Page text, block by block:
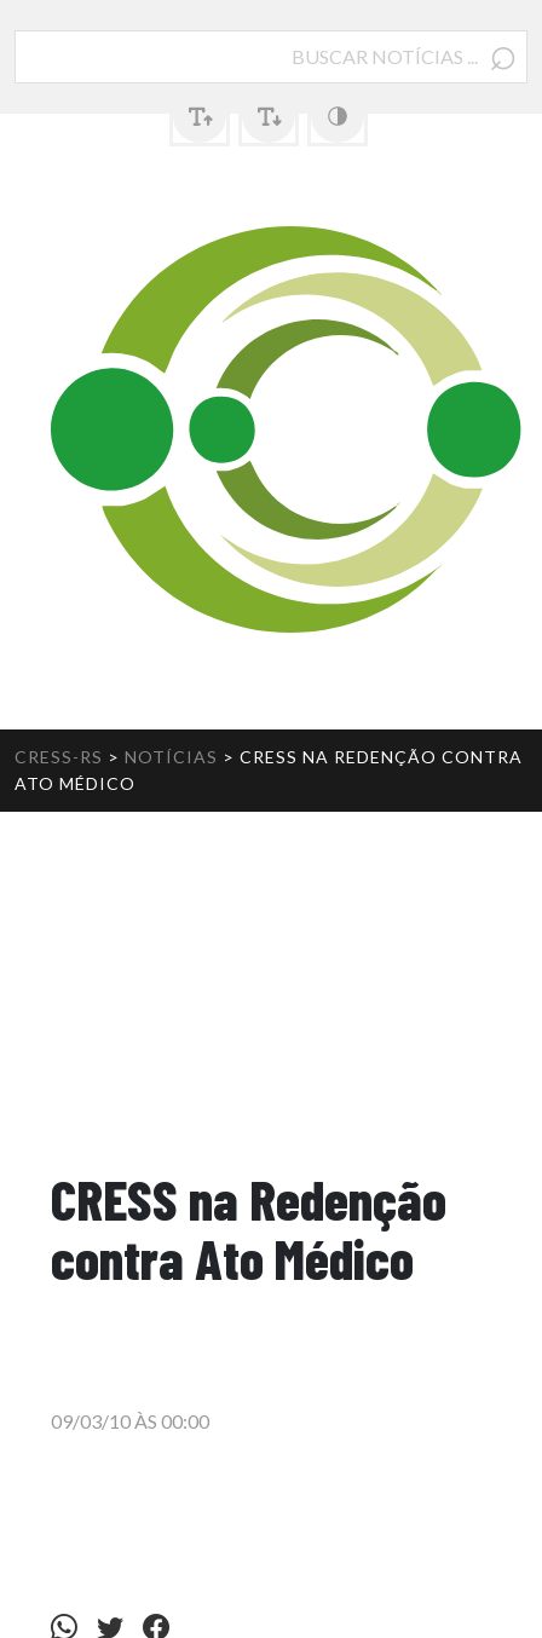
⌕
CRESS-RS > NOTÍCIAS > CRESS NA REDENÇÃO CONTRA
ATO MÉDICO
CRESS na Redenção
contra Ato Médico
09/03/10 ÀS 00:00